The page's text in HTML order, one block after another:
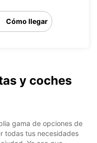
Cómo llegar
y coches
gama de opciones de
todas tus necesidades